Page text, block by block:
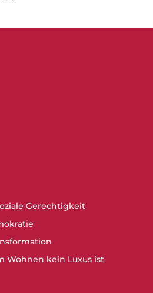
Gerechtigkeit
Wohnen kein Luxus ist